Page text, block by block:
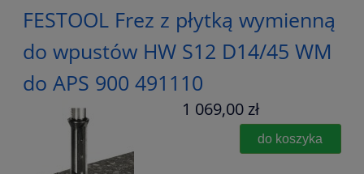
FESTOOL Frez z płytką wymienną
do wpustów HW S12 D14/45 WM
do APS 900 491110
1 069,00 zł
do koszyka